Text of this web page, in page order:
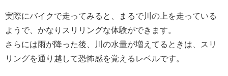
実際にバイクで走ってみると、まるで川の上を走っている
ようで、かなりスリリングな体験ができます。
さらには雨が降った後、川の水量が増えてるときは、スリ
リングを通り越して恐怖感を覚えるレベルです。